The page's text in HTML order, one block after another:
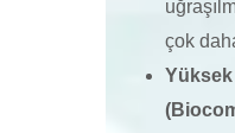
çok